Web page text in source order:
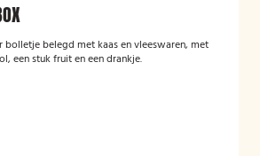
bolletje belegd met kaas en vleeswaren, met
een stuk fruit en een drankje.